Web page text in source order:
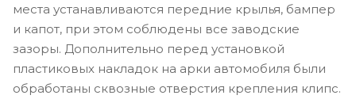
места устанавливаются передние крылья, бампер
и капот, при этом соблюдены все заводские
зазоры. Дополнительно перед установкой
пластиковых накладок на арки автомобиля были
обработаны сквозные отверстия крепления клипс.